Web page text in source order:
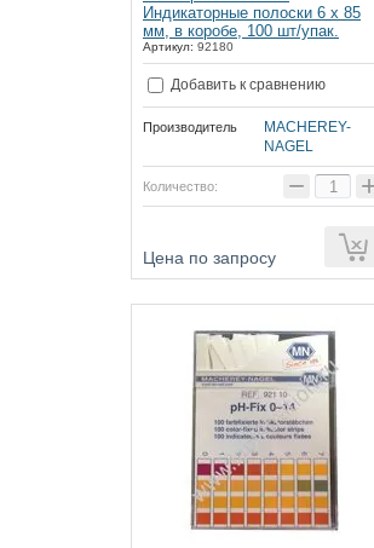
Индикаторные полоски 6 х 85
мм, в коробе, 100 шт/упак.
Артикул: 92180
Добавить к сравнению
Производитель
MACHEREY-
NAGEL
Количество: −
Цена по запросу